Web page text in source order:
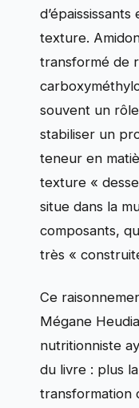
texture.
transformé de
souvent un
stabiliser un
teneur en
texture «
situe dans la
composants,
très «
Ce
Mégane
nutritionniste
du livre : plus
transformation